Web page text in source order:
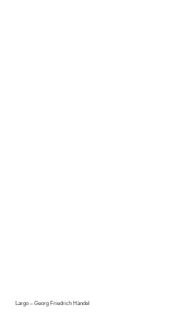
Largo – Georg Friedrich Händel